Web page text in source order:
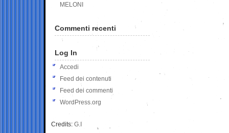
MELONI
Commenti recenti
Log In
Accedi
Feed dei contenuti
Feed dei commenti
WordPress.org
Credits: G.I